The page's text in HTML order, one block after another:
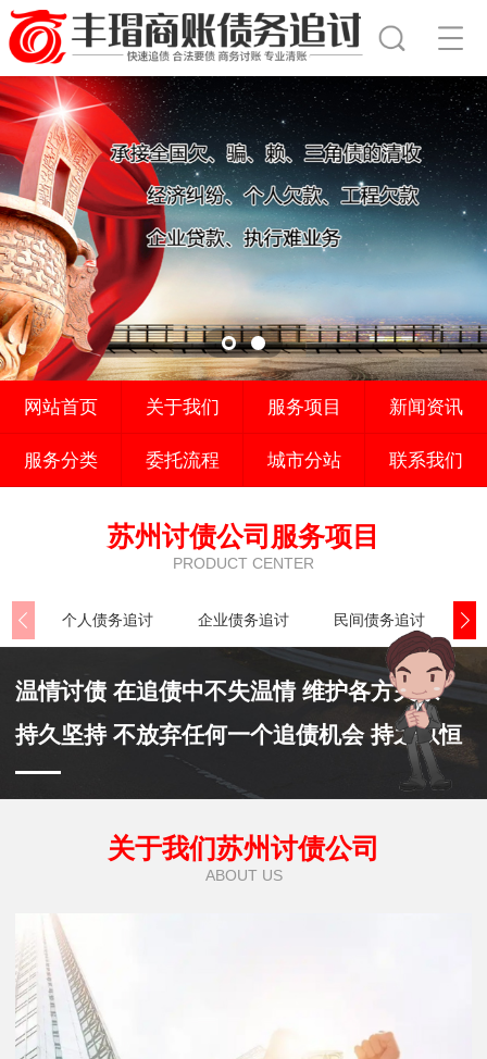
网站首页 关于我们 服务项目 新闻资讯
服务分类 委托流程 城市分站 联系我们
苏州讨债公司服务项目
PRODUCT CENTER
个人债务追讨 企业债务追讨 民间债务追讨
温情讨债 在追债中不失温情 维护各方关系
持久坚持 不放弃任何一个追债机会 持之以恒
关于我们苏州讨债公司
ABOUT US